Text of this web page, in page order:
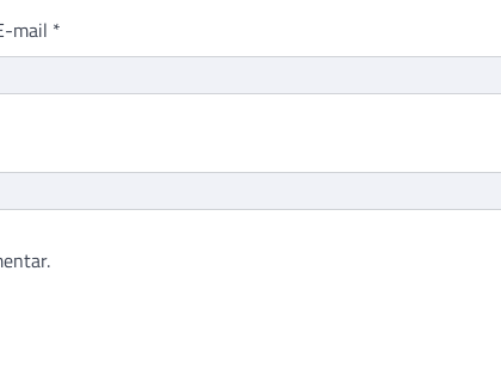
mail *